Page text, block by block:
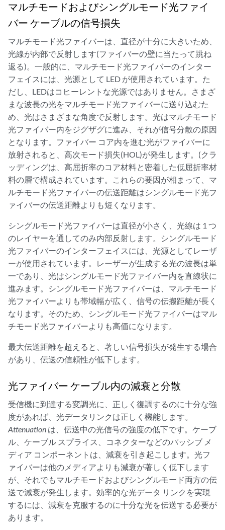
マルチモードおよびシングルモード光ファイ
バー ケーブルの信号損失
マルチモード光ファイバーは、直径が十分に大きいため、
光線が内部で反射します(ファイバーの壁に当たって跳ね
返る)。一般的に、マルチモード光ファイバーのインター
フェイスには、光源として LED が使用されています。た
だし、LEDはコヒーレントな光源ではありません。さまざ
まな波長の光をマルチモード光ファイバーに送り込むた
め、光はさまざまな角度で反射します。光はマルチモード
光ファイバー内をジグザグに進み、それが信号分散の原因
となります。ファイバー コア内を進む光がファイバーに
放射されると、高次モード損失(HOL)が発生します。(クラ
ッディングは、高屈折率のコア材料と密着した低屈折率材
料の層で構成されています。これらの要因が相まって、マ
ルチモード光ファイバーの伝送距離はシングルモード光フ
ァイバーの伝送距離よりも短くなります。
シングルモード光ファイバーは直径が小さく、光線は 1 つ
のレイヤーを通してのみ内部反射します。シングルモード
光ファイバーのインターフェイスには、光源としてレーザ
ーが使用されています。レーザーが生成する光の波長は単
一であり、光はシングルモード光ファイバー内を直線状に
進みます。シングルモード光ファイバーは、マルチモード
光ファイバーよりも帯域幅が広く、信号の伝搬距離が長く
なります。そのため、シングルモード光ファイバーはマル
チモード光ファイバーよりも高価になります。
最大伝送距離を超えると、著しい信号損失が発生する場合
があり、伝送の信頼性が低下します。
光ファイバー ケーブル内の減衰と分散
受信機に到達する変調光に、正しく復調するのに十分な強
度があれば、光データリンクは正しく機能します。
Attenuation は、伝送中の光信号の強度の低下です。ケーブ
ル、ケーブル スプライス、コネクターなどのパッシブ メ
ディア コンポーネントは、減衰を引き起こします。光フ
ァイバーは他のメディアよりも減衰が著しく低下します
が、それでもマルチモードおよびシングルモード両方の伝
送で減衰が発生します。効率的な光データ リンクを実現
するには、減衰を克服するのに十分な光を伝送する必要が
あります。